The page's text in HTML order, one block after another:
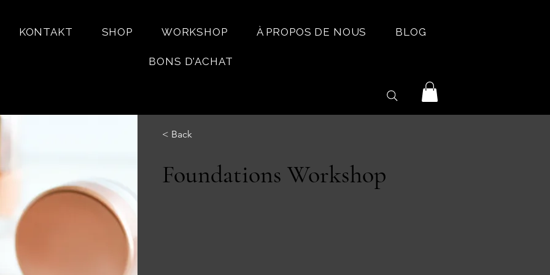
KONTAKT SHOP WORKSHOP À PROPOS DE NOUS BLOG
BONS D'ACHAT
< Back
Foundations Workshop